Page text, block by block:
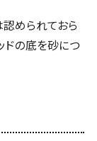
められておら
ドの底を砂につ